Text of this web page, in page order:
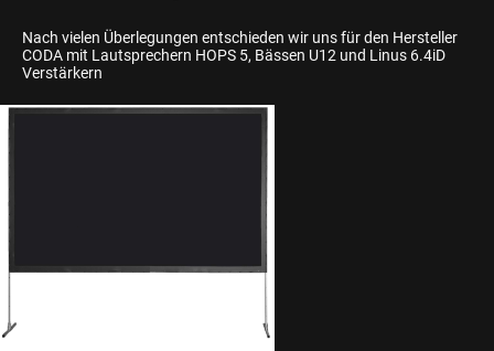
Nach vielen Überlegungen entschieden wir uns für den Hersteller
CODA mit Lautsprechern HOPS 5, Bässen U12 und Linus 6.4iD
Verstärkern